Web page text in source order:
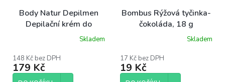
Body Natur Depilmen
Depilační krém do
sprchy, 200 mlSkladem
148 Kč bez DPH
179 Kč
Bombus Rýžová tyčinka-
čokoláda, 18 g
produktu
je
5,0
Skladem
17 Kč bez DPH
19 Kč